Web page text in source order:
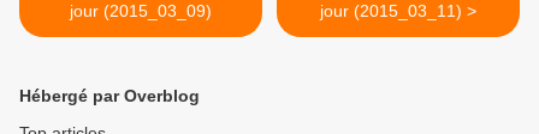
jour (2015_03_09)
jour (2015_03_11) >
Hébergé par Overblog